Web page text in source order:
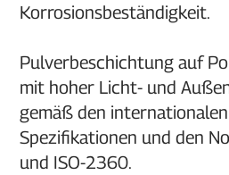
Korrosionsbeständigkeit.
Pulverbeschichtung auf
mit hoher Licht- und
gemäß den internationalen
Spezifikationen und den
und ISO-2360.